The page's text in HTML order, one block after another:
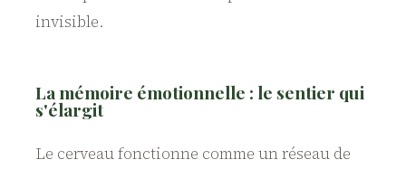
invisible.
La mémoire émotionnelle : le sentier qui
s'élargit
Le cerveau fonctionne comme un réseau de